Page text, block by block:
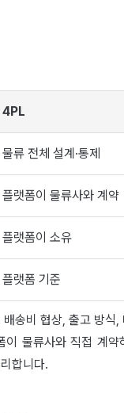
4PL
물류 전체 설계·통제
플랫폼이 물류사와 계약
플랫폼이 소유
플랫폼 기준
송비 협상, 출고 방식,
물류사와 직접 계약
합니다.